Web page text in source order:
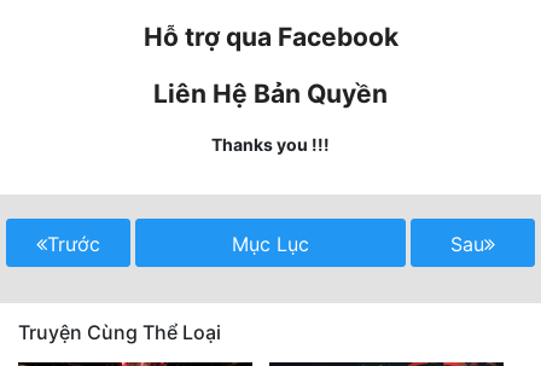
Nữ Cường
Nữ Phụ
Phong Thủy - Tâm Linh
Hỗ trợ qua Facebook
Liên Hệ Bản Quyền
Thanks you !!!
Trước Mục Lục Sau
Truyện Cùng Thể Loại